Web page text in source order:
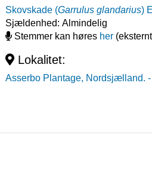
Skovskade (Garrulus glandarius)
Sjældenhed:Almindelig
Stemmer kan høres her
Lokalitet:
Asserbo Plantage, Nordsjælland.